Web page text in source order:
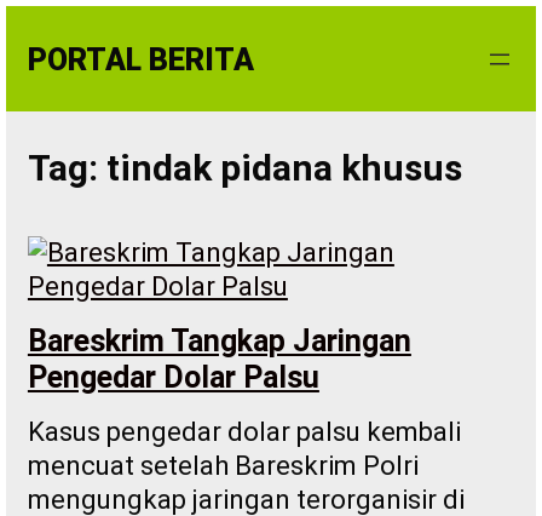
toPORTAL BERITA
Tag: tindak pidana khusus
Bareskrim Tangkap Jaringan
Pengedar Dolar Palsu
Kasus pengedar dolar palsu kembali
mencuat setelah Bareskrim Polri
mengungkap jaringan terorganisir di